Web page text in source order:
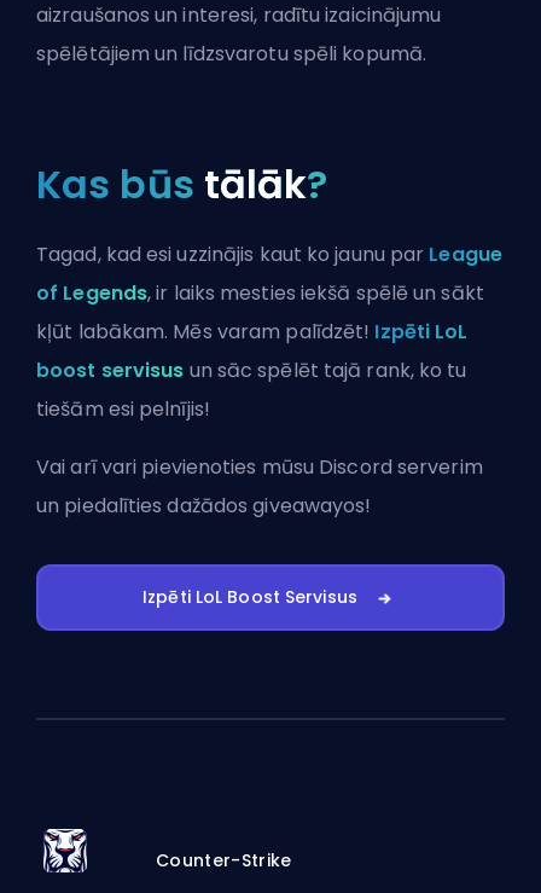
aizraušanos un interesi, radītu izaicinājumu
spēlētājiem un līdzsvarotu spēli kopumā.
Kas būs tālāk?
Tagad, kad esi uzzinājis kaut ko jaunu par League
of Legends, ir laiks mesties iekšā spēlē un sākt
kļūt labākam. Mēs varam palīdzēt! Izpēti LoL
boost servisus un sāc spēlēt tajā rank, ko tu
tiešām esi pelnījis!
Vai arī vari pievienoties mūsu Discord serverim
un piedalīties dažādos giveawayos!
Izpēti LoL Boost Servisus
Counter-Strike